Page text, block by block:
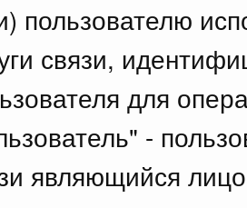
пользователю
связи,
для
-
являющийся